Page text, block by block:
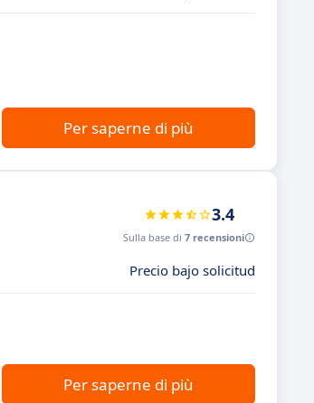
Per saperne di più
3.4
Sulla base di 7 recensioni
Precio bajo solicitud
Per saperne di più